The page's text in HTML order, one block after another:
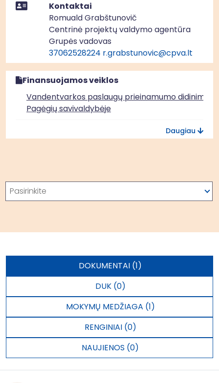
Kontaktai
Romuald Grabštunovič
Centrinė projektų valdymo agentūra
Grupės vadovas
37062528224 r.grabstunovic@cpva.lt
Finansuojamos veiklos
Vandentvarkos paslaugų prieinamumo didinimas
Pagėgių savivaldybėje
Vandentvarkos paslaugų prieinamumo didinimas
Tauragės rajono savivaldybėje
Daugiau
Paieška
Pasirinkite
DOKUMENTAI (1)
DUK (0)
MOKYMŲ MEDŽIAGA (1)
RENGINIAI (0)
NAUJIENOS (0)